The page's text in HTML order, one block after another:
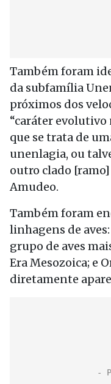
Também foram
da subfamília
próximos dos
“caráter
que se trata de
unenlagia, ou
outro clado
Amudeo.
Também foram
linhagens de
grupo de aves
Era Mesozoica; e
diretamente